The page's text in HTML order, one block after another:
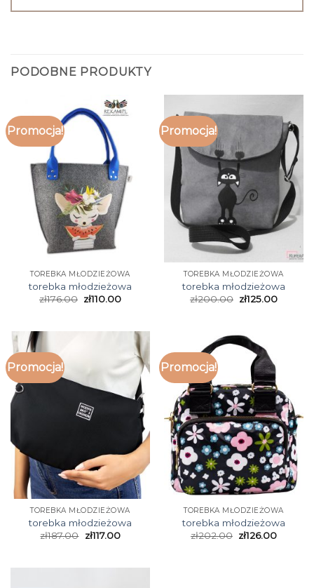
PODOBNE PRODUKTY
Promocja!
TOREBKA MŁODZIEŻOWA
torebka młodzieżowa
zł176.00 zł110.00
Promocja!
TOREBKA MŁODZIEŻOWA
torebka młodzieżowa
zł200.00 zł125.00
Promocja!
TOREBKA MŁODZIEŻOWA
torebka młodzieżowa
zł187.00 zł117.00
Promocja!
TOREBKA MŁODZIEŻOWA
torebka młodzieżowa
zł202.00 zł126.00